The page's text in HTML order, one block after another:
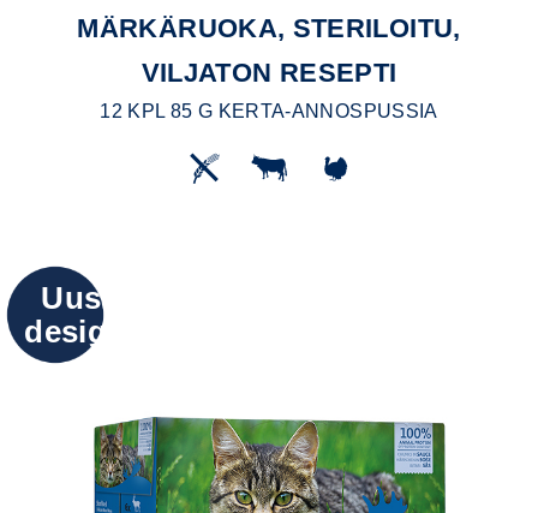
MÄRKÄRUOKA, STERILOITU,
VILJATON RESEPTI
12 KPL 85 G KERTA-ANNOSPUSSIA
Uusi
design